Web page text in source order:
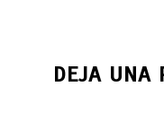
DEJA UNA